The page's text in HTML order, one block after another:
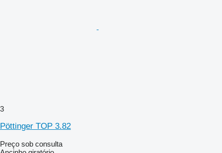
3
Pöttinger TOP 3.82
Preço sob consulta